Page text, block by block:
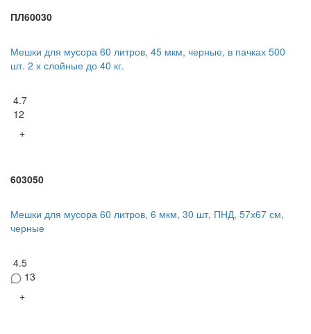
ПЛ60030
Мешки для мусора 60 литров, 45 мкм, черные, в пачках 500
шт. 2 х слойные до 40 кг.
4.7
12
+
603050
Мешки для мусора 60 литров, 6 мкм, 30 шт, ПНД, 57х67 см,
черные
4.5
13
+